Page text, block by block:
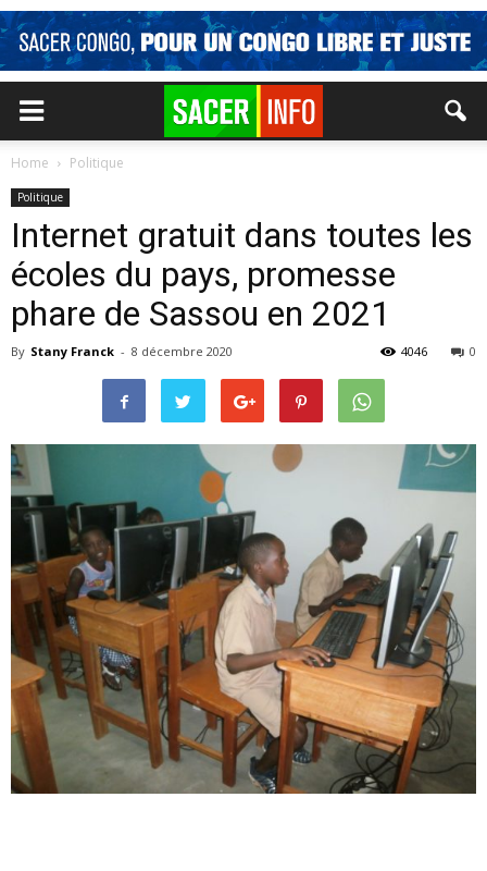
Home Politique
Politique
Internet gratuit dans toutes les
écoles du pays, promesse
phare de Sassou en 2021
By Stany Franck - 8 décembre 2020 0
4046